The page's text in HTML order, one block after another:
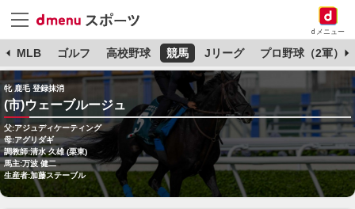
dメニュー
MLB ゴルフ 高校野球 競馬 Jリーグ プロ野球（2軍）
牝 鹿毛 登録抹消
(市)ウェーブルージュ
父:アジュディケーティング
母:アグリダギ
調教師:清水 久雄 (栗東)
馬主:万波 健二
生産者:加藤ステーブル